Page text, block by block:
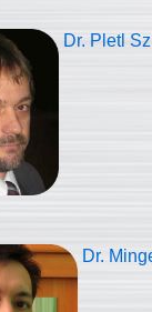
Dr. Pletl
Dr.